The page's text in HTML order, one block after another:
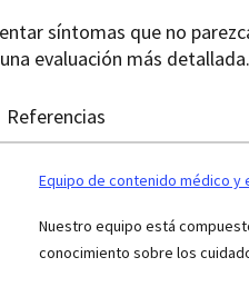
síntomas que no
evaluación más detallada.
Referencias
Equipo de contenido médico y
Nuestro equipo está
conocimiento sobre los